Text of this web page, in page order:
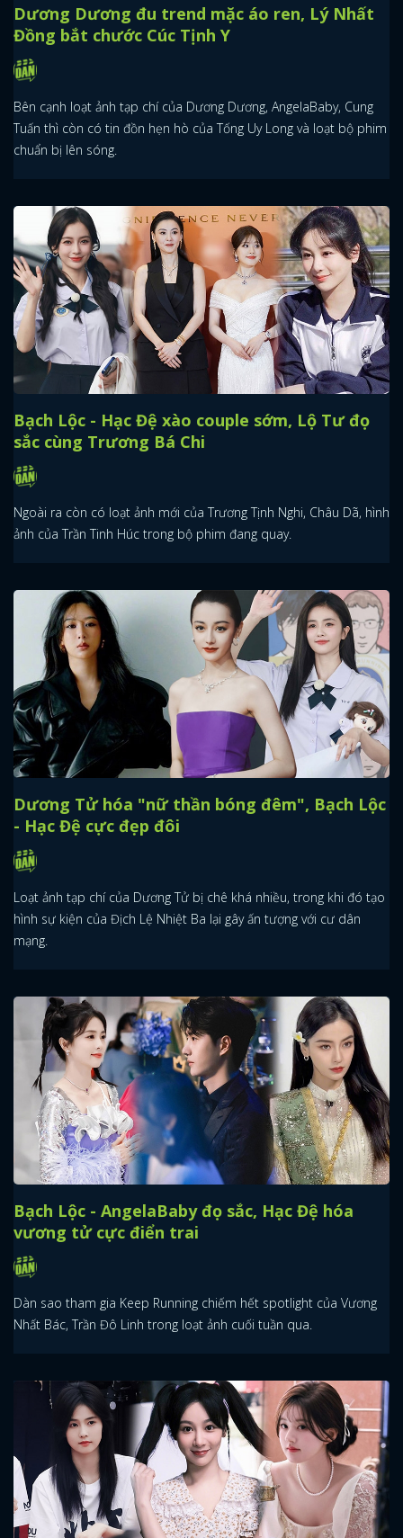
Dương Dương đu trend mặc áo ren, Lý Nhất
Đồng bắt chước Cúc Tịnh Y
Bên cạnh loạt ảnh tạp chí của Dương Dương, AngelaBaby, Cung
Tuấn thì còn có tin đồn hẹn hò của Tống Uy Long và loạt bộ phim
chuẩn bị lên sóng.
Bạch Lộc - Hạc Đệ xào couple sớm, Lộ Tư đọ
sắc cùng Trương Bá Chi
Ngoài ra còn có loạt ảnh mới của Trương Tịnh Nghi, Châu Dã, hình
ảnh của Trần Tinh Húc trong bộ phim đang quay.
Dương Tử hóa "nữ thần bóng đêm", Bạch Lộc
- Hạc Đệ cực đẹp đôi
Loạt ảnh tạp chí của Dương Tử bị chê khá nhiều, trong khi đó tạo
hình sự kiện của Địch Lệ Nhiệt Ba lại gây ấn tượng với cư dân
mạng.
Bạch Lộc - AngelaBaby đọ sắc, Hạc Đệ hóa
vương tử cực điển trai
Dàn sao tham gia Keep Running chiếm hết spotlight của Vương
Nhất Bác, Trần Đô Linh trong loạt ảnh cuối tuần qua.